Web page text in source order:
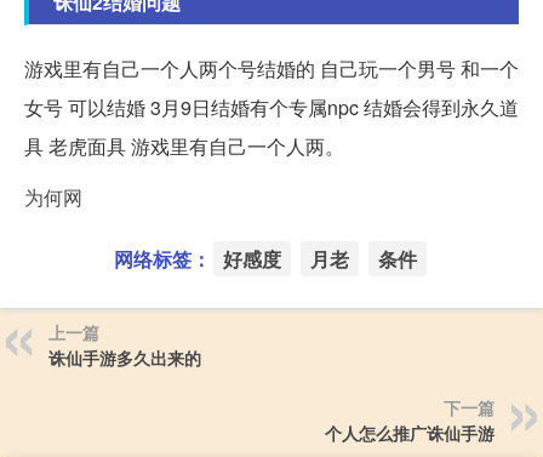
游戏里有自己一个人两个号结婚的 自己玩一个男号 和一个
女号 可以结婚 3月9日结婚有个专属npc 结婚会得到永久道
具 老虎面具 游戏里有自己一个人两。
为何网
网络标签： 好感度 月老 条件
上一篇
诛仙手游多久出来的
下一篇
个人怎么推广诛仙手游